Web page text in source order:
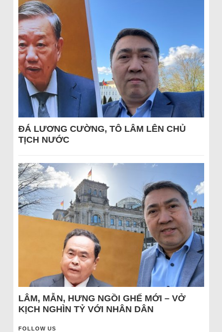
ĐÁ LƯƠNG CƯỜNG, TÔ LÂM LÊN CHỦ
TỊCH NƯỚC
LÂM, MẪN, HƯNG NGỒI GHẾ MỚI – VỞ
KỊCH NGHÌN TỶ VỚI NHÂN DÂN
FOLLOW US